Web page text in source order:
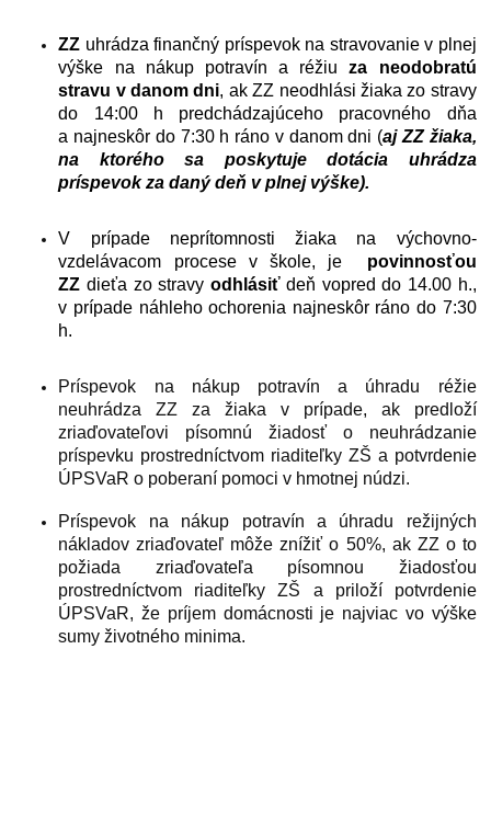
ZZ uhrádza finančný príspevok na stravovanie v plnej
výške na nákup potravín a réžiuza neodobratú
stravu v danom dni, ak ZZ neodhlási žiaka zo stravy
do 14:00 h predchádzajúceho pracovného dňa
a najneskôr do 7:30 h ráno v danom dni (aj ZZ žiaka,
na ktorého sa poskytuje dotácia uhrádza
príspevok za daný deň v plnej výške).
V prípade neprítomnosti žiaka na výchovno-
vzdelávacom procese v škole, je povinnosťou
ZZ dieťa zo stravy odhlásiťdeň vopred do 14.00 h.,
v prípade náhleho ochorenia najneskôr ráno do 7:30
h.
Príspevok na nákup potravín a úhradu réžie
neuhrádza ZZ za žiaka v prípade, ak predloží
zriaďovateľovi písomnú žiadosť o neuhrádzanie
príspevku prostredníctvom riaditeľky ZŠ a potvrdenie
ÚPSVaR o poberaní pomoci v hmotnej núdzi.
Príspevok na nákup potravín a úhradu režijných
nákladov zriaďovateľ môže znížiť o 50%, ak ZZ o to
požiada zriaďovateľa písomnou žiadosťou
prostredníctvom riaditeľky ZŠ a priloží potvrdenie
ÚPSVaR, že príjem domácnosti je najviac vo výške
sumy životného minima.